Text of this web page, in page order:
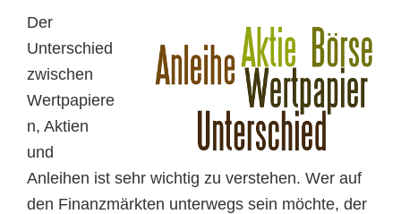
Der
Unterschied
zwischen
Wertpapiere
n, Aktien
und
Anleihen ist sehr wichtig zu verstehen. Wer auf
den Finanzmärkten unterwegs sein möchte, der